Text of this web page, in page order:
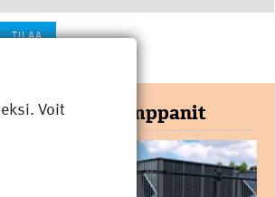
Yhteistyökumppanit
Voit